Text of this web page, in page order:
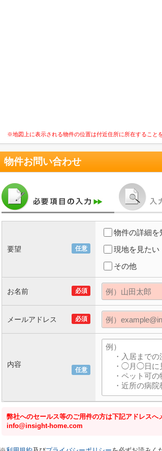
※地図上に表示される物件の位置は付近住所に所在すること
物件お問い合わせ
任意
要望
物件の詳細を
現地を見たい
その他
必須
お名前
必須
メールアドレス
任意
内容
弊社へのセールス等のご用件の方は下記アドレスへ
info@insight-home.com